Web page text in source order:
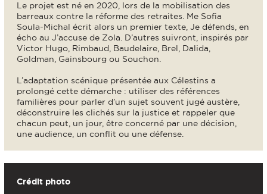
Le projet est né en 2020, lors de la mobilisation des
barreaux contre la réforme des retraites. Me Sofia
Soula-Michal écrit alors un premier texte, Je défends, en
écho au J’accuse de Zola. D’autres suivront, inspirés par
Victor Hugo, Rimbaud, Baudelaire, Brel, Dalida,
Goldman, Gainsbourg ou Souchon.
L’adaptation scénique présentée aux Célestins a
prolongé cette démarche : utiliser des références
familières pour parler d’un sujet souvent jugé austère,
déconstruire les clichés sur la justice et rappeler que
chacun peut, un jour, être concerné par une décision,
une audience, un conflit ou une défense.
Crédit photo